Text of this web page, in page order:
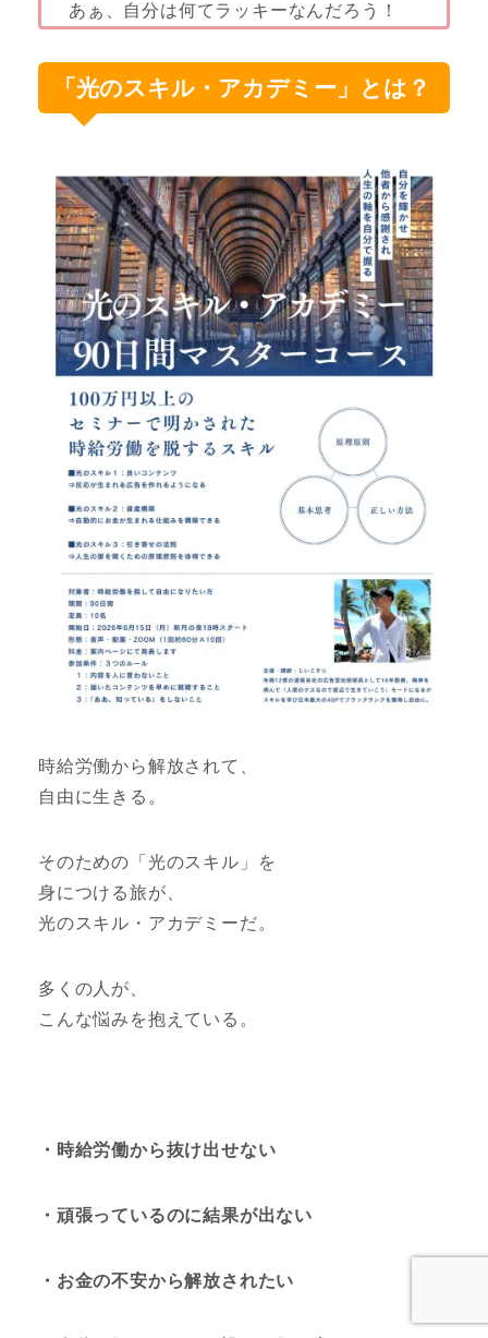
あぁ、自分は何てラッキーなんだろう！
「光のスキル・アカデミー」とは？
時給労働から解放されて、
自由に生きる。
そのための「光のスキル」を
身につける旅が、
光のスキル・アカデミーだ。
多くの人が、
こんな悩みを抱えている。
・時給労働から抜け出せない
・頑張っているのに結果が出ない
・お金の不安から解放されたい